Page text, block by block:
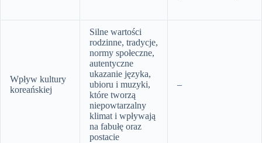
Wpływ kultury
koreańskiej
Silne wartości
rodzinne, tradycje,
normy społeczne,
autentyczne
ukazanie języka,
ubioru i muzyki,
które tworzą
niepowtarzalny
klimat i wpływają
na fabułę oraz
postacie
–